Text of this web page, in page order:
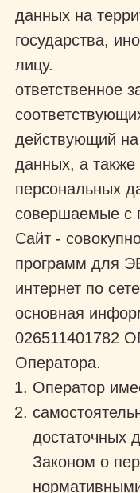
данных на
государства,
лицу.
ответственное
действующий
данных, а
персональных
совершаемые с
Сайт -
программ для
интернет по
основная
026511401782
Оператора.
Оператор
достаточных
Законом о